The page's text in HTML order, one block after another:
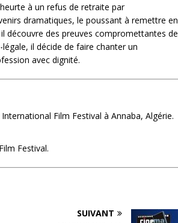
à un refus de retraite par
dramatiques, le poussant à remettre en
découvre des preuves compromettantes de
il décide de faire chanter un
avec dignité.
Film Festival à Annaba, Algérie.
Festival.
SUIVANT